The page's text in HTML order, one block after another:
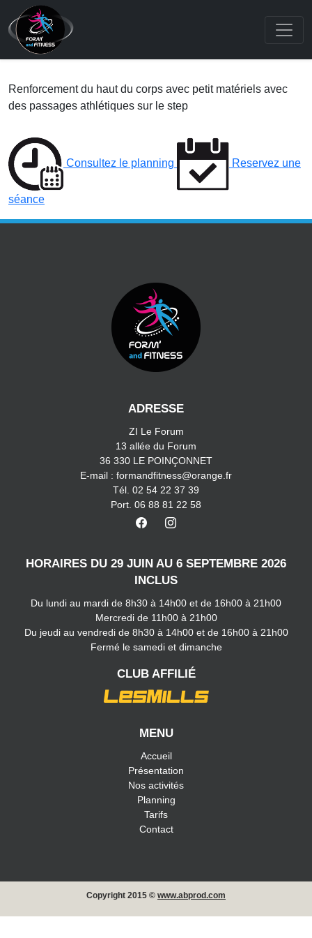
Renforcement du haut du corps avec petit matériels avec
des passages athlétiques sur le step
Consultez le planning Reservez une
séance
ADRESSE
ZI Le Forum
13 allée du Forum
36 330 LE POINÇONNET
E-mail : formandfitness@orange.fr
Tél. 02 54 22 37 39
Port. 06 88 81 22 58
HORAIRES DU 29 JUIN AU 6 SEPTEMBRE 2026
INCLUS
Du lundi au mardi de 8h30 à 14h00 et de 16h00 à 21h00
Mercredi de 11h00 à 21h00
Du jeudi au vendredi de 8h30 à 14h00 et de 16h00 à 21h00
Fermé le samedi et dimanche
CLUB AFFILIÉ
MENU
Accueil
Présentation
Nos activités
Planning
Tarifs
Contact
Copyright 2015 © www.abprod.com